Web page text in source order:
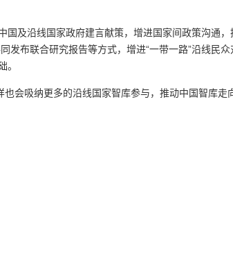
及沿线国家政府建言献策，增进国家间政策沟通，
布联合研究报告等方式，增进“一带一路”沿线民
。
会吸纳更多的沿线国家智库参与，推动中国智库走